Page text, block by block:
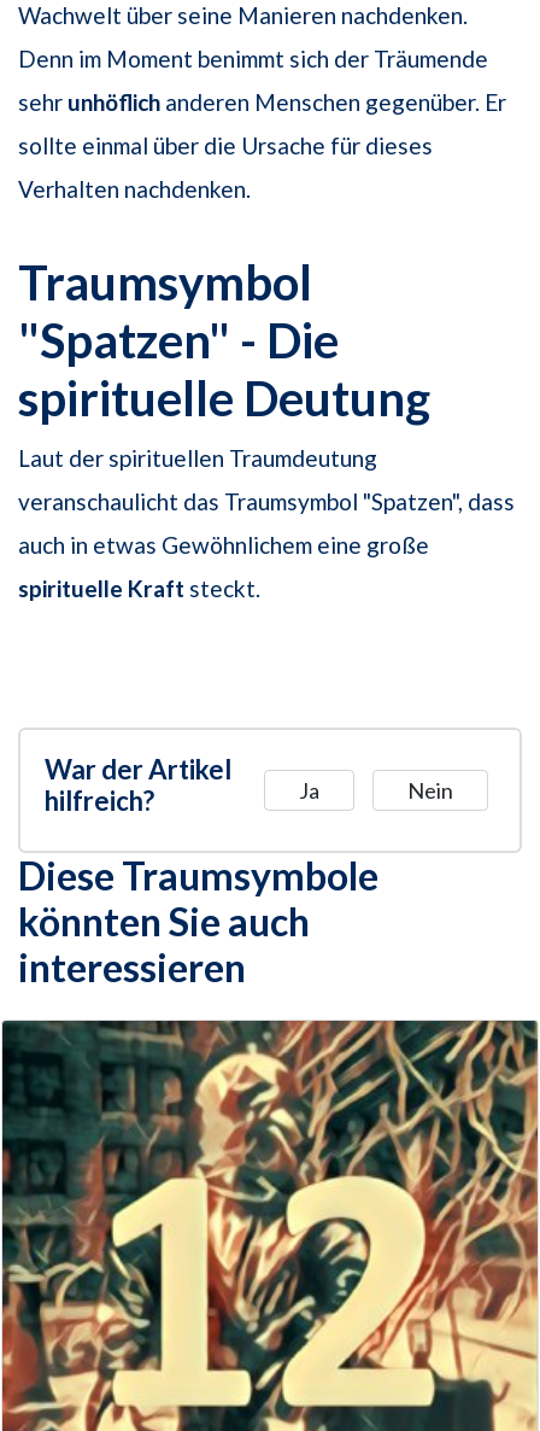
Wachwelt über seine Manieren nachdenken.
Denn im Moment benimmt sich der Träumende
sehr unhöflich anderen Menschen gegenüber. Er
sollte einmal über die Ursache für dieses
Verhalten nachdenken.
Traumsymbol
"Spatzen" - Die
spirituelle Deutung
Laut der spirituellen Traumdeutung
veranschaulicht das Traumsymbol "Spatzen", dass
auch in etwas Gewöhnlichem eine große
spirituelle Kraft steckt.
War der Artikel
hilfreich?
Ja Nein
Diese Traumsymbole
könnten Sie auch
interessieren